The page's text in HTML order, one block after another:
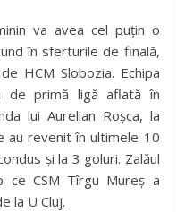
va avea cel puțin o
în sferturile de finală,
HCM Slobozia. Echipa
de primă ligă aflată în
lui Aurelian Roșca, la
au revenit în ultimele 10
și la 3 goluri. Zalăul
ce CSM Tîrgu Mureș a
la U Cluj.